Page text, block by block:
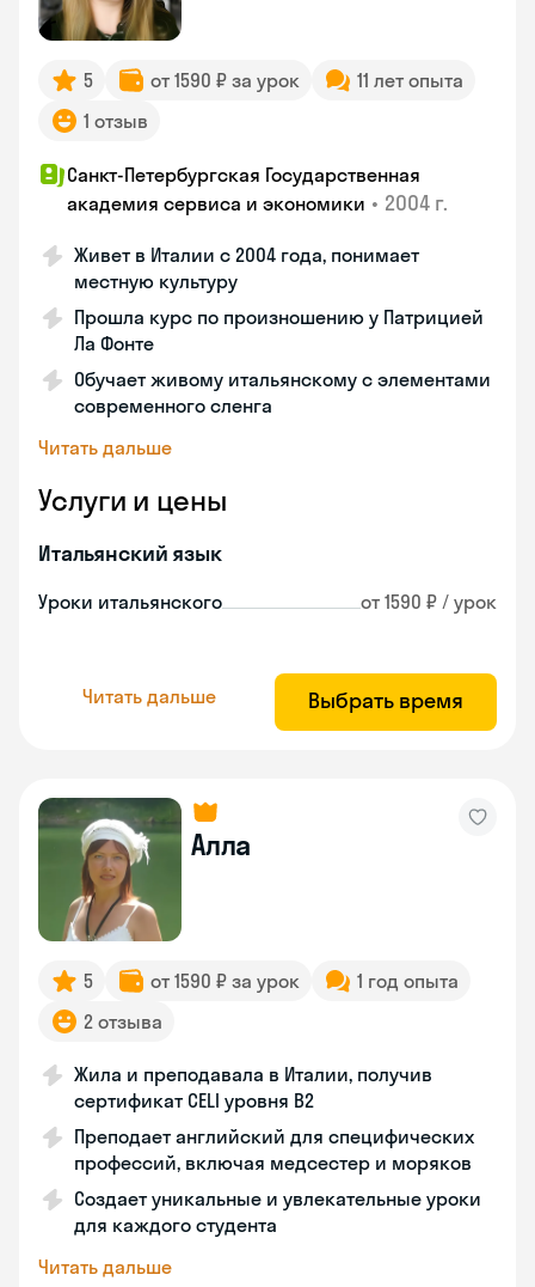
5 от 1590 ₽ за урок
11 лет опыта
1 отзыв
Санкт-Петербургская Государственная
академия сервиса и экономики • 2004 г.
Живет в Италии с 2004 года, понимает
местную культуру
Прошла курс по произношению у Патрицией
Ла Фонте
Обучает живому итальянскому с элементами
современного сленга
Читать дальше
Услуги и цены
Итальянский язык
Уроки итальянского от 1590 ₽ / урок
Читать дальше Выбрать время
Алла
5 от 1590 ₽ за урок
1 год опыта
2 отзыва
Жила и преподавала в Италии, получив
сертификат CELI уровня В2
Преподает английский для специфических
профессий, включая медсестер и моряков
Создает уникальные и увлекательные уроки
для каждого студента
Читать дальше